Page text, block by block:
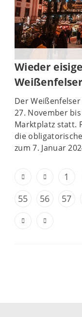
Wieder
Der
27. November
Marktplatz statt.
die
zum 7. Januar
1
55
56 57